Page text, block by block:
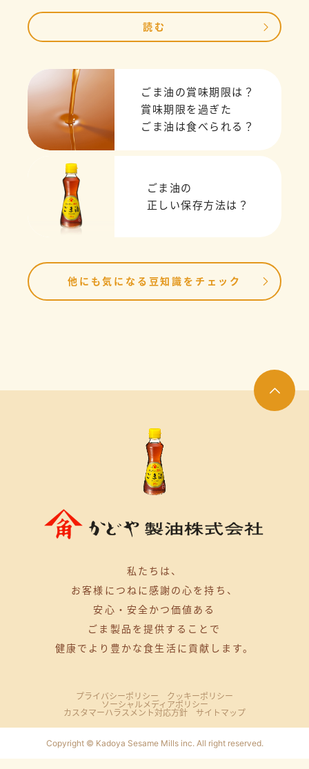
読む
ごま油の賞味期限は？
賞味期限を過ぎた
ごま油は食べられる？
ごま油の
正しい保存方法は？
他にも気になる豆知識をチェック
私たちは、
お客様につねに感謝の心を持ち、
安心・安全かつ価値ある
ごま製品を提供することで
健康でより豊かな食生活に貢献します。
プライバシーポリシー
クッキーポリシー
ソーシャルメディアポリシー
カスタマーハラスメント対応方針
サイトマップ
Copyright © Kadoya Sesame Mills inc. All right reserved.